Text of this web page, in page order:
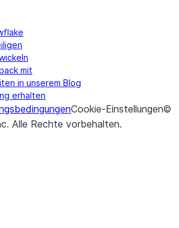
mit
in unserem Blog
erhalten
Cookie-Einstellungen©
Alle Rechte vorbehalten.